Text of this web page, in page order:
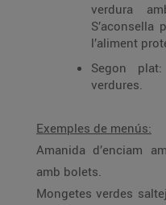
verdura
S’aconsella
l’aliment
Segon
verdures.
Exemples de menús:
Amanida d’enciam
amb bolets.
Mongetes verdes